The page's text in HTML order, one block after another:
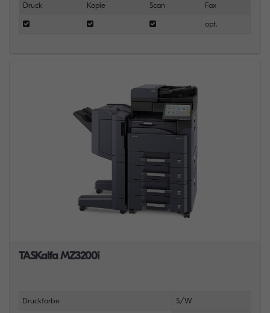
Druck Kopie Scan Fax
opt.
TASKalfa MZ3200i
Druckfarbe S/W